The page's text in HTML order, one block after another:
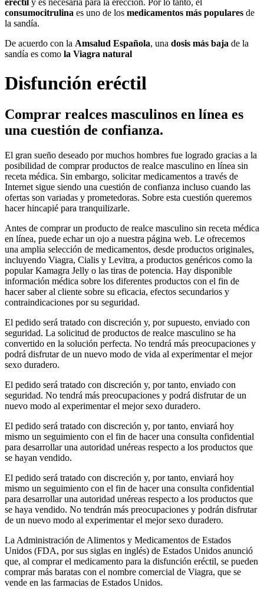
eréctil y es necesaria para la erección. Por lo tanto, el
consumocitrulina es uno de los medicamentos más populares de
la sandía.
De acuerdo con la Amsalud Española, una dosis más baja de la
sandía es como la Viagra natural
Disfunción eréctil
Comprar realces masculinos en línea es
una cuestión de confianza.
El gran sueño deseado por muchos hombres fue logrado gracias a la
posibilidad de comprar productos de realce masculino en línea sin
receta médica. Sin embargo, solicitar medicamentos a través de
Internet sigue siendo una cuestión de confianza incluso cuando las
ofertas son variadas y prometedoras. Sobre esta cuestión queremos
hacer hincapié para tranquilizarle.
Antes de comprar un producto de realce masculino sin receta médica
en línea, puede echar un ojo a nuestra página web. Le ofrecemos
una amplia selección de medicamentos, desde productos originales,
incluyendo Viagra, Cialis y Levitra, a productos genéricos como la
popular Kamagra Jelly o las tiras de potencia. Hay disponible
información médica sobre los diferentes productos con el fin de
hacer saber al cliente sobre su eficacia, efectos secundarios y
contraindicaciones por su seguridad.
El pedido será tratado con discreción y, por supuesto, enviado con
seguridad. La solicitud de productos de realce masculino se ha
convertido en la solución perfecta. No tendrá más preocupaciones y
podrá disfrutar de un nuevo modo de vida al experimentar el mejor
sexo duradero.
El pedido será tratado con discreción y, por tanto, enviado con
seguridad. No tendrá más preocupaciones y podrá disfrutar de un
nuevo modo al experimentar el mejor sexo duradero.
El pedido será tratado con discreción y, por tanto, enviará hoy
mismo un seguimiento con el fin de hacer una consulta confidential
para desarrollar una autoridad unéreas respecto a los productos que
se hayan vendido.
El pedido será tratado con discreción y, por tanto, enviará hoy
mismo un seguimiento con el fin de hacer una consulta confidential
para desarrollar una autoridad unéreas respecto a los productos que
se haya vendido. No tendrán más preocupaciones y podrán disfrutar
de un nuevo modo al experimentar el mejor sexo duradero.
La Administración de Alimentos y Medicamentos de Estados
Unidos (FDA, por sus siglas en inglés) de Estados Unidos anunció
que, al comprar el medicamento para la disfunción eréctil, se pueden
comprar más baratas con el nombre comercial de Viagra, que se
vende en las farmacias de Estados Unidos.